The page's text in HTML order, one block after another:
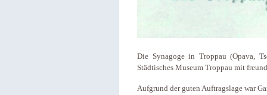
Die Synagoge in Troppau (Opava,
Städtisches Museum Troppau mit
Aufgrund der guten Auftragslage war